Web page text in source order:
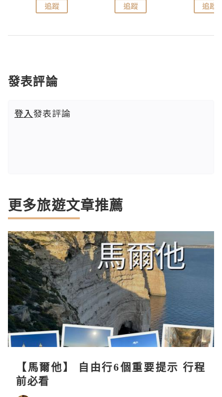
追蹤 追蹤 追蹤
發表評論
登入發表評論
更多旅遊文章推薦
【馬爾他】 自由行6個重要提示 行程
前必看